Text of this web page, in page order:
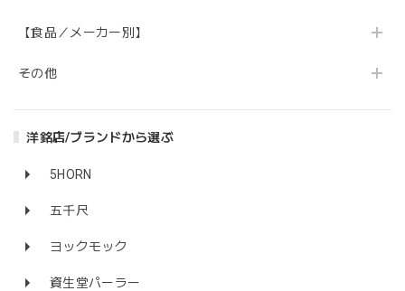
【食品／メーカー別】
その他
洋銘店/ブランドから選ぶ
5HORN
五千尺
ヨックモック
資生堂パーラー